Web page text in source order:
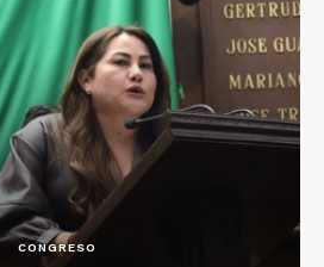
CONGRESO